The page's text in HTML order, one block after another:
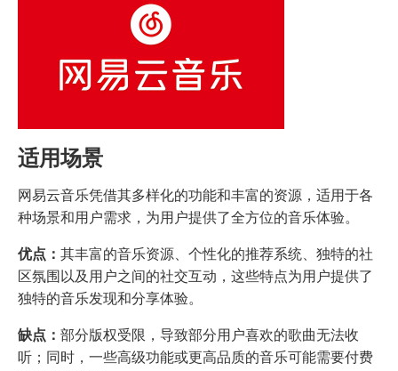
适用场景
网易云音乐凭借其多样化的功能和丰富的资源，适用于各
种场景和用户需求，为用户提供了全方位的音乐体验。
优点： 其丰富的音乐资源、个性化的推荐系统、独特的社
区氛围以及用户之间的社交互动，这些特点为用户提供了
独特的音乐发现和分享体验。
缺点： 部分版权受限，导致部分用户喜欢的歌曲无法收
听；同时，一些高级功能或更高品质的音乐可能需要付费